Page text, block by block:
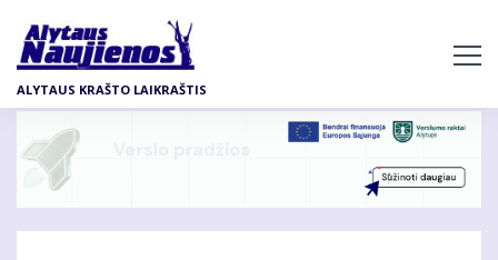
pagrindinį
turinį
ALYTAUS KRAŠTO LAIKRAŠTIS